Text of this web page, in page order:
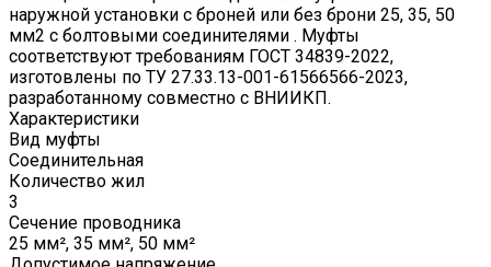
наружной установки с броней или без брони 25, 35, 50
мм2 с болтовыми соединителями . Муфты
соответствуют требованиям ГОСТ 34839-2022,
изготовлены по ТУ 27.33.13-001-61566566-2023,
разработанному совместно с ВНИИКП.
Характеристики
Вид муфты
Соединительная
Количество жил
3
Сечение проводника
25 мм², 35 мм², 50 мм²